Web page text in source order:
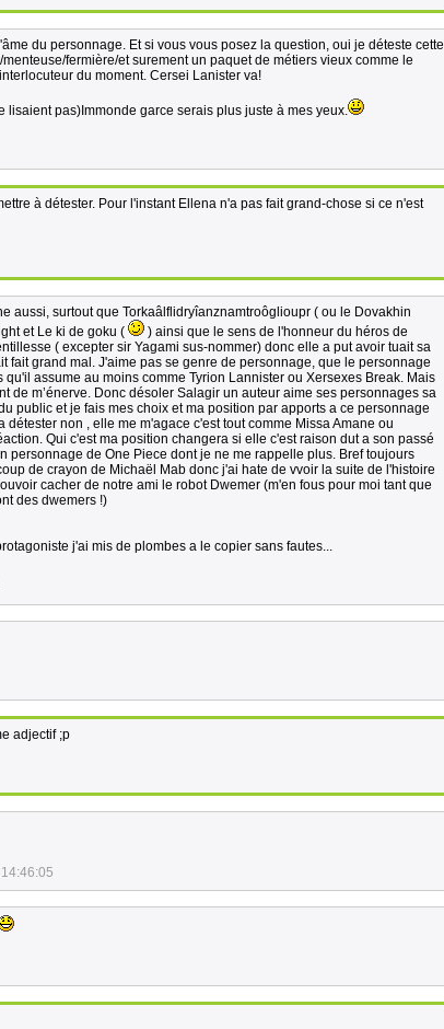
du personnage. Et si vous vous posez la question, oui je déteste cette
fermière/et surement un paquet de métiers vieux comme le
du moment. Cersei Lanister va!
lisaient pas)Immonde garce serais plus juste à mes yeux.
à détester. Pour l'instant Ellena n'a pas fait grand-chose si ce n'est
aussi, surtout que Torkaâlflidryîanznamtroôglioupr ( ou le Dovakhin
et Le ki de goku (
) ainsi que le sens de l'honneur du héros de
( excepter sir Yagami sus-nommer) donc elle a put avoir tuait sa
fait grand mal. J'aime pas se genre de personnage, que le personnage
qu'il assume au moins comme Tyrion Lannister ou Xersexes Break. Mais
de m’énerve. Donc désoler Salagir un auteur aime ses personnages sa
public et je fais mes choix et ma position par apports a ce personnage
détester non , elle me m'agace c'est tout comme Missa Amane ou
Qui c'est ma position changera si elle c'est raison dut a son passé
personnage de One Piece dont je ne me rappelle plus. Bref toujours
de crayon de Michaël Mab donc j'ai hate de vvoir la suite de l'histoire
cacher de notre ami le robot Dwemer (m'en fous pour moi tant que
des dwemers !)
j'ai mis de plombes a le copier sans fautes...
adjectif ;p